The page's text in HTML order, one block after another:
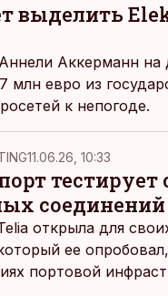
выделить
Аккерманн на
млн евро из
к непогоде.
11.06.26, 10:33
тестирует
соединений
открыла для
ее
портовой